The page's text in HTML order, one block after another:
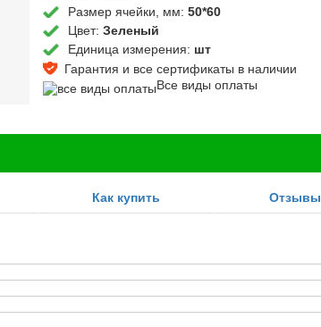
Размер ячейки, мм:50*60
Цвет:Зеленый
Единица измерения: шт
Гарантия и все сертификаты в наличии
Все виды оплаты
Как купить Отзывы